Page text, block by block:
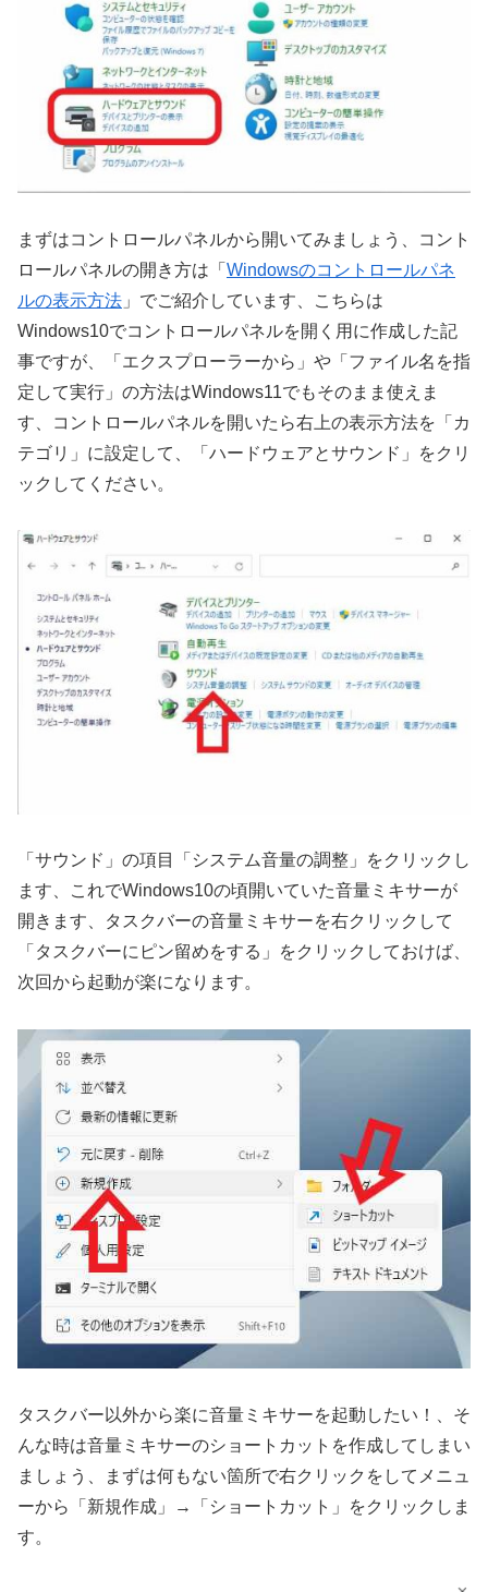
まずはコントロールパネルから開いてみましょう、コント
ロールパネルの開き方は「 Windowsのコントロールパネ
ルの表示方法 」でご紹介しています、こちらは
Windows10でコントロールパネルを開く用に作成した記
事ですが、「エクスプローラーから」や「ファイル名を指
定して実行」の方法はWindows11でもそのまま使えま
す、コントロールパネルを開いたら右上の表示方法を「カ
テゴリ」に設定して、「ハードウェアとサウンド」をクリ
ックしてください。
「サウンド」の項目「システム音量の調整」をクリックし
ます、これでWindows10の頃開いていた音量ミキサーが
開きます、タスクバーの音量ミキサーを右クリックして
「タスクバーにピン留めをする」をクリックしておけば、
次回から起動が楽になります。
タスクバー以外から楽に音量ミキサーを起動したい！、そ
んな時は音量ミキサーのショートカットを作成してしまい
ましょう、まずは何もない箇所で右クリックをしてメニュ
ーから「新規作成」→「ショートカット」をクリックしま
す。